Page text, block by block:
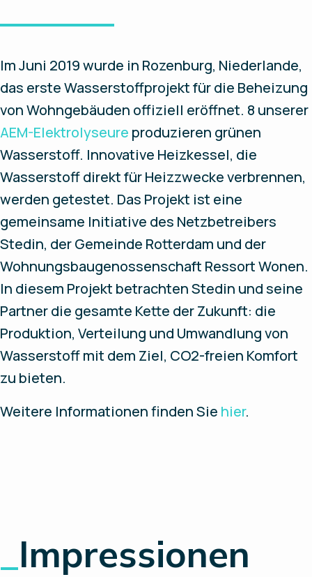
Im Juni 2019 wurde in Rozenburg, Niederlande,
das erste Wasserstoffprojekt für die Beheizung
von Wohngebäuden offiziell eröffnet. 8 unserer
AEM-Elektrolyseure produzieren grünen
Wasserstoff. Innovative Heizkessel, die
Wasserstoff direkt für Heizzwecke verbrennen,
werden getestet. Das Projekt ist eine
gemeinsame Initiative des Netzbetreibers
Stedin, der Gemeinde Rotterdam und der
Wohnungsbaugenossenschaft Ressort Wonen.
In diesem Projekt betrachten Stedin und seine
Partner die gesamte Kette der Zukunft: die
Produktion, Verteilung und Umwandlung von
Wasserstoff mit dem Ziel, CO2-freien Komfort
zu bieten.
Weitere Informationen finden Sie hier.
Impressionen